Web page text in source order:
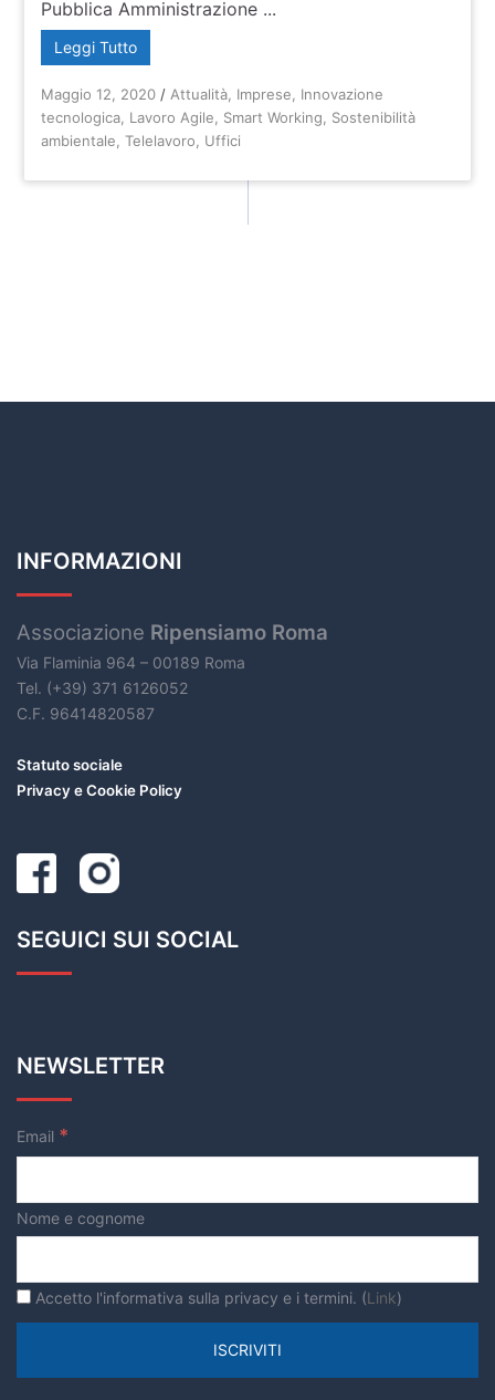
Pubblica Amministrazione ...
Leggi Tutto
Maggio 12, 2020 / Attualità Imprese
Innovazione
tecnologica Lavoro Agile Smart Working
Sostenibilità
ambientale ,Telelavoro Uffici
INFORMAZIONI
Associazione Ripensiamo Roma
Via Flaminia 964 – 00189 Roma
Tel. (+39) 371 6126052
C.F. 96414820587
Statuto sociale
Privacy e Cookie Policy
SEGUICI SUI SOCIAL
NEWSLETTER
Email *
Nome e cognome
Accetto l'informativa sulla privacy e i termini. (Link)